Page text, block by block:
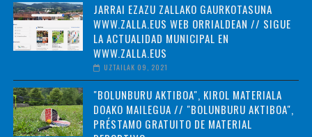
JARRAI EZAZU ZALLAKO GAURKOTASUNA
WWW.ZALLA.EUS WEB ORRIALDEAN // SIGUE
LA ACTUALIDAD MUNICIPAL EN
WWW.ZALLA.EUS
UZTAILAK 09, 2021
"BOLUNBURU AKTIBOA", KIROL MATERIALA
DOAKO MAILEGUA // "BOLUNBURU AKTIBOA",
PRÉSTAMO GRATUITO DE MATERIAL